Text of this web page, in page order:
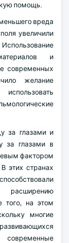
помощь.
вреда
увеличили
и
современных
желание
за глазами и
за глазами в
фактором
этих странах
того, на этом
многие